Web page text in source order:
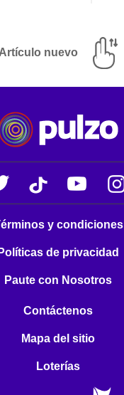
Artículo nuevo
y condiciones
Políticas de privacidad
Paute con Nosotros
Contáctenos
Mapa del sitio
Loterías